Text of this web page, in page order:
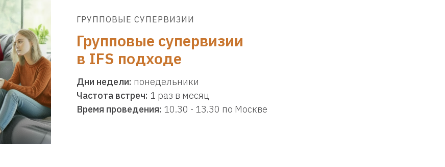
ГРУППОВЫЕ СУПЕРВИЗИИ
Групповые супервизии
в IFS подходе
Дни недели: понедельники
Частота встреч: 1 раз в месяц
Время проведения: 10.30 - 13.30 по Москве